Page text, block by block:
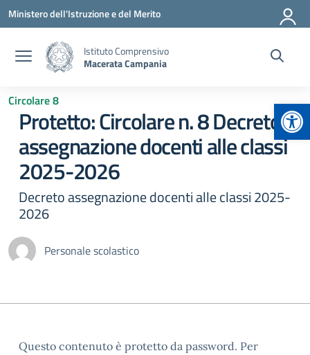
Vai ai contenuti
Vai al menu di navigazione
Vai al footer
Ministero dell'Istruzione e del Merito
Istituto Comprensivo
Macerata Campania
Circolare 8
Protetto: Circolare n. 8 Decreto
assegnazione docenti alle classi
2025-2026
Decreto assegnazione docenti alle classi 2025-
2026
Personale scolastico
Questo contenuto è protetto da password. Per